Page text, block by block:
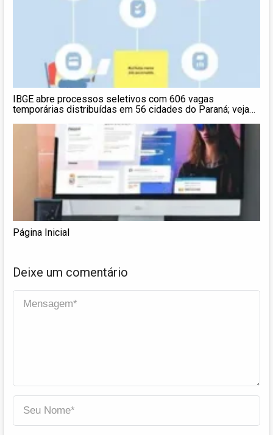
IBGE abre processos seletivos com 606 vagas
temporárias distribuídas em 56 cidades do Paraná; veja
Página Inicial
Deixe um comentário